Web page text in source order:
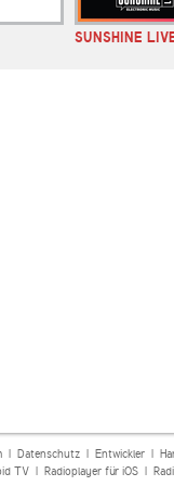
SUNSHINE
| Datenschutz| Entwickler|
TV| Radioplayer für iOS|